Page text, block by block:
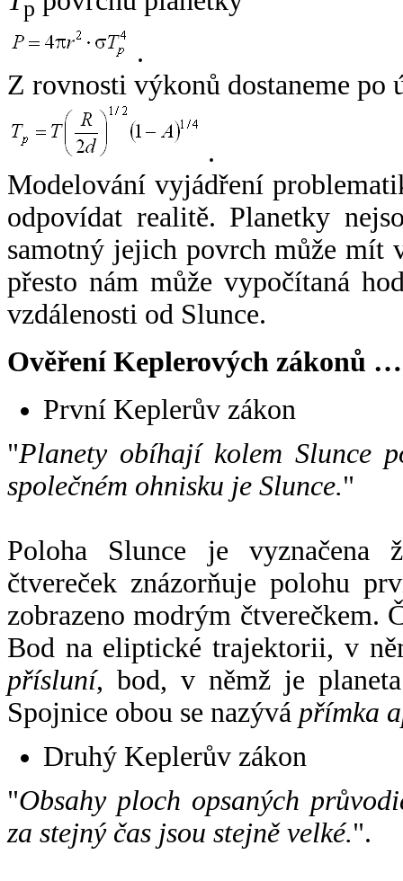
p
.
Z rovnosti výkonů dostaneme po
.
Modelování vyjádření
odpovídat realitě. Planetky
samotný jejich povrch může mít
přesto nám může vypočítaná
vzdálenosti od Slunce.
Ověření Keplerových zákonů …
První Keplerův zákon
"Planety obíhají kolem Slunce
společném ohnisku je Slunce."
Poloha Slunce je vyznačena
čtvereček znázorňuje polohu
zobrazeno modrým čtverečkem.
Bod na eliptické trajektorii, v
přísluní, bod, v němž je
Spojnice obou se nazývá přímka
Druhý Keplerův zákon
"Obsahy ploch opsaných
za stejný čas jsou stejně velké.".